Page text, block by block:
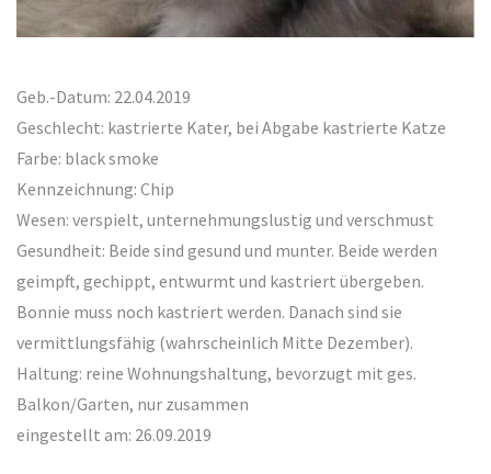
Geb.-Datum: 22.04.2019
Geschlecht: kastrierte Kater, bei Abgabe kastrierte Katze
Farbe: black smoke
Kennzeichnung: Chip
Wesen: verspielt, unternehmungslustig und verschmust
Gesundheit: Beide sind gesund und munter. Beide werden
geimpft, gechippt, entwurmt und kastriert übergeben.
Bonnie muss noch kastriert werden. Danach sind sie
vermittlungsfähig (wahrscheinlich Mitte Dezember).
Haltung: reine Wohnungshaltung, bevorzugt mit ges.
Balkon/Garten, nur zusammen
eingestellt am: 26.09.2019